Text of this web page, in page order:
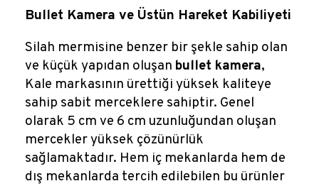
Reklamlar
Kalem Dergisi
Blog
Bullet Kamera ve Üstün Hareket Kabiliyeti
Silah mermisine benzer bir şekle sahip olan
ve küçük yapıdan oluşan bullet kamera,
Kale markasının ürettiği yüksek kaliteye
sahip sabit merceklere sahiptir. Genel
olarak 5 cm ve 6 cm uzunluğundan oluşan
mercekler yüksek çözünürlük
sağlamaktadır. Hem iç mekanlarda hem de
dış mekanlarda tercih edilebilen bu ürünler